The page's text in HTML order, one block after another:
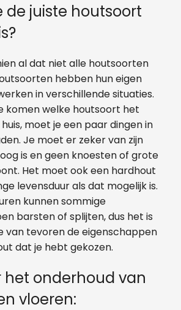
de juiste houtsoort
al dat niet alle houtsoorten
hebben hun eigen
in verschillende situaties.
komen welke houtsoort het
moet je een paar dingen in
Je moet er zeker van zijn
is en geen knoesten of grote
Het moet ook een hardhout
levensduur als dat mogelijk is.
kunnen sommige
barsten of splijten, dus het is
van tevoren de eigenschappen
dat je hebt gekozen.
het onderhoud van
vloeren: